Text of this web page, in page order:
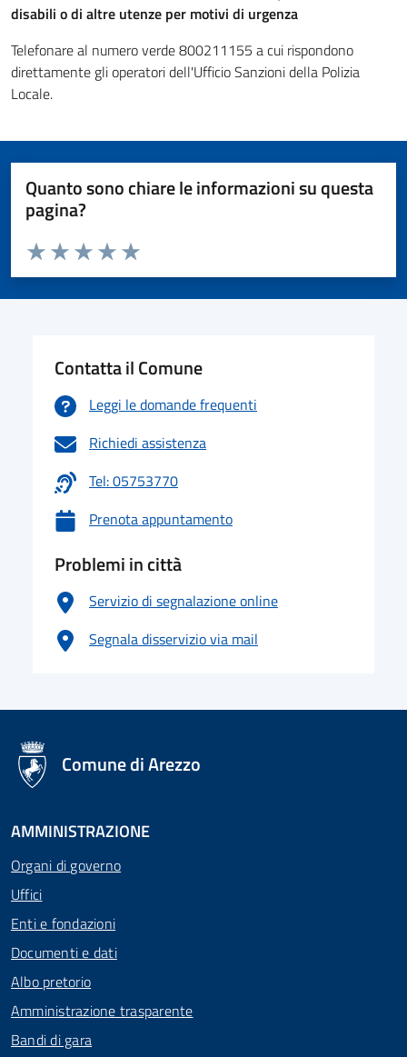
disabili o di altre utenze per motivi di urgenza
Telefonare al numero verde 800211155 a cui rispondono
direttamente gli operatori dell'Ufficio Sanzioni della Polizia
Locale.
Quanto sono chiare le informazioni su questa
pagina?
Valuta da 1 a 5 stelle la pagina
Valuta 5 stelle su 5
Valuta 4 stelle su 5
Valuta 3 stelle su 5
Valuta 2 stelle su 5
Valuta 1 stelle su 5
Contatta il Comune
Leggi le domande frequenti
Richiedi assistenza
Tel: 05753770
Prenota appuntamento
Problemi in città
Servizio di segnalazione online
Segnala disservizio via mail
logo Unione Europea
Comune di Arezzo
AMMINISTRAZIONE
Organi di governo
Uffici
Enti e fondazioni
Documenti e dati
Albo pretorio
Amministrazione trasparente
Bandi di gara